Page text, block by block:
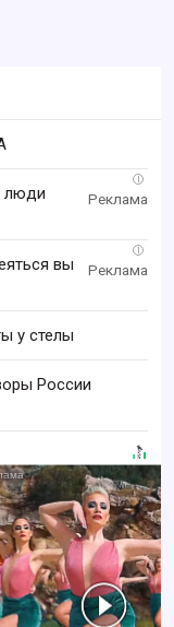
i
люди
i
вы
у стелы
России